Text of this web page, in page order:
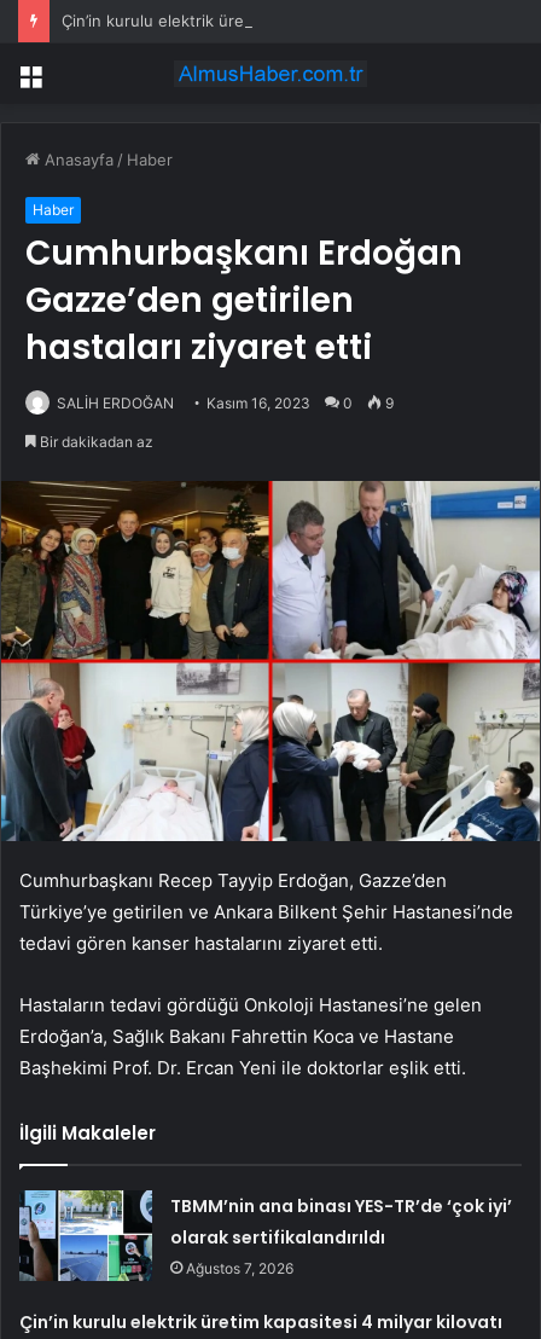
Çin’in kurulu elektrik üretim kapasitesi 4 milyar kilovatı aştı
Menü
Anasayfa / Haber
Haber
Cumhurbaşkanı Erdoğan
Gazze’den getirilen
hastaları ziyaret etti
SALİH ERDOĞAN Kasım 16, 2023 0 9
Bir dakikadan az
Cumhurbaşkanı Recep Tayyip Erdoğan, Gazze’den
Türkiye’ye getirilen ve Ankara Bilkent Şehir Hastanesi’nde
tedavi gören kanser hastalarını ziyaret etti.
Hastaların tedavi gördüğü Onkoloji Hastanesi’ne gelen
Erdoğan’a, Sağlık Bakanı Fahrettin Koca ve Hastane
Başhekimi Prof. Dr. Ercan Yeni ile doktorlar eşlik etti.
İlgili Makaleler
TBMM’nin ana binası YES-TR’de ‘çok iyi’
olarak sertifikalandırıldı
Ağustos 7, 2026
Çin’in kurulu elektrik üretim kapasitesi 4 milyar kilovatı